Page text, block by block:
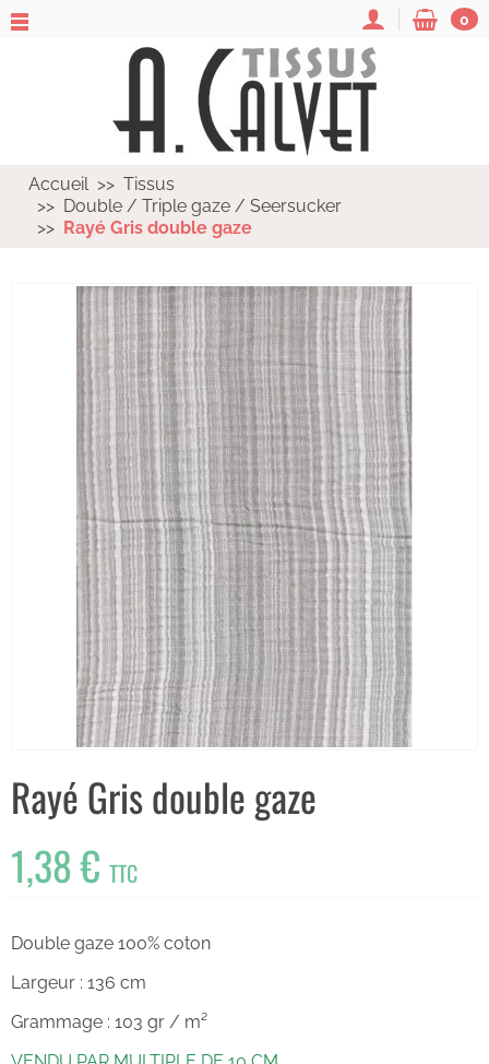
0
Accueil
Tissus
Double / Triple gaze / Seersucker
Rayé Gris double gaze
Rayé Gris double gaze
1,38 € TTC
Double gaze 100% coton
Largeur : 136 cm
Grammage : 103 gr / m²